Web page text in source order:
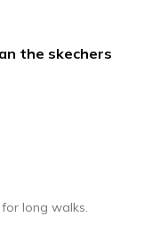
the skechers
long walks.